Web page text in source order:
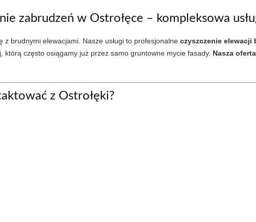
zabrudzeń w Ostrołęce – kompleksowa
z brudnymi elewacjami. Nasze usługi to profesjonalne czyszczenie elewacji
którą często osiągamy już przez samo gruntowne mycie fasady. Nasza
z Ostrołęki?